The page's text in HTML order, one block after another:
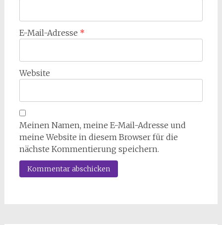
E-Mail-Adresse *
Website
Meinen Namen, meine E-Mail-Adresse und
meine Website in diesem Browser für die
nächste Kommentierung speichern.